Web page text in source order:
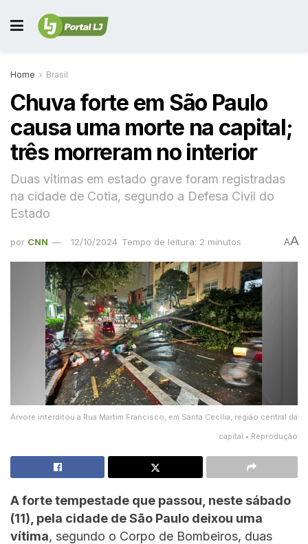
Home Brasil
Chuva forte em São Paulo
causa uma morte na capital;
três morreram no interior
Duas vítimas em estado grave foram registradas
na cidade de Cotia, segundo a Defesa Civil do
Estado
por CNN 12/10/2024 Tempo de leitura: 2 minutos AA
Árvore interditou a Rua Martim Francisco, em Santa Cecília, região central da
capital • Reprodução
A forte tempestade que passou, neste sábado
(11), pela cidade de São Paulo deixou uma
vítima, segundo o Corpo de Bombeiros, duas